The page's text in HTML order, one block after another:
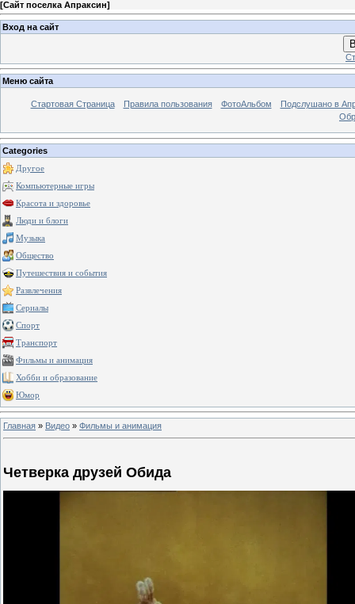
[Сайт поселка Апраксин]
Вход на сайт
Меню сайта
Стартовая Страница Правила пользования ФотоАльбом
Подслушано в
Categories
Другое
Компьютерные игры
Красота и здоровье
Люди и блоги
Музыка
Общество
Путешествия и события
Развлечения
Сериалы
Спорт
Транспорт
Фильмы и анимация
Хобби и образование
Юмор
Главная » Видео » Фильмы и анимация
Четверка друзей Обида